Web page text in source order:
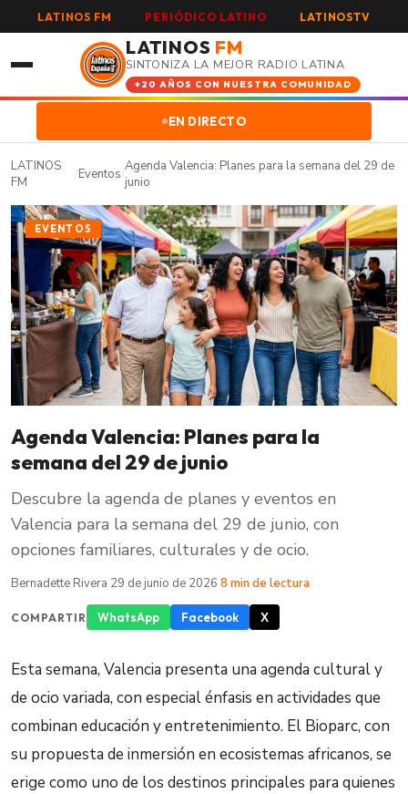
LATINOS FM PERIÓDICO LATINO LATINOSTV
LATINOS FM
SINTONIZA LA MEJOR RADIO LATINA
+20 AÑOS CON NUESTRA COMUNIDAD
EN DIRECTO
LATINOS
FM
/Eventos/Agenda Valencia: Planes para la semana del 29 de
junio
EVENTOS
Agenda Valencia: Planes para la
semana del 29 de junio
Descubre la agenda de planes y eventos en
Valencia para la semana del 29 de junio, con
opciones familiares, culturales y de ocio.
Bernadette Rivera·29 de junio de 2026·8 min de lectura
COMPARTIR WhatsApp Facebook X
Esta semana, Valencia presenta una agenda cultural y
de ocio variada, con especial énfasis en actividades que
combinan educación y entretenimiento. El Bioparc, con
su propuesta de inmersión en ecosistemas africanos, se
erige como uno de los destinos principales para quienes